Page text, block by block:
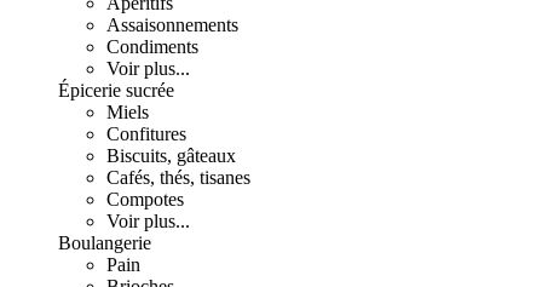
Assaisonnements
Condiments
Voir plus...
Épicerie sucrée
Miels
Confitures
Biscuits, gâteaux
Cafés, thés, tisanes
Compotes
Voir plus...
Boulangerie
Pain